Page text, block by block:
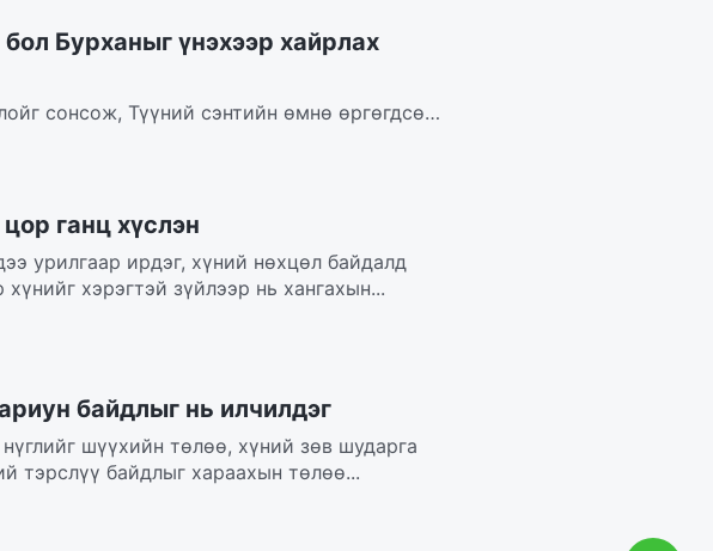
Бурханыг үнэхээр хайрлах
сонсож, Түүний сэнтийн өмнө өргөгдсөн.
ганц хүслэн
урилгаар ирдэг, хүний нөхцөл байдалд
хэрэгтэй зүйлээр нь хангахын...
байдлыг нь илчилдэг
шүүхийн төлөө, хүний зөв шударга
тэрслүү байдлыг хараахын төлөө...